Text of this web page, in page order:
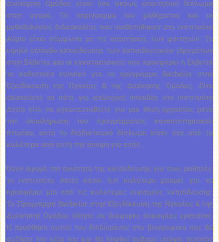
Διοίκησης Ομάδας είναι ένα άκρως απαιτητικό δίπλωμα
στην αγορά. Το περίγραμμα του μαθήματος και οι
μεθοδολογίες διδασκαλίας που υιοθετήθηκαν στο ινστιτούτο
Αύριο είναι σύμφωνα με τις απαιτήσεις των φοιτητών. Το
υψηλό επίπεδο εκπαίδευσης των εκπαιδευτικών ιδρυμάτων
στην Ελβετία και οι εγκαταστάσεις που προσφέρει η Ελβετία
το καθιστούν ευνοϊκό για το πρόγραμμα Bachelor στην
Εξειδίκευση της Ηγεσίας & της Διοίκησης Ομάδας. Είτε
σκοπεύετε να πάτε για ανώτερες σπουδές στο ινστιτούτο
Avrio είτε να εγκατασταθείτε για μια θέση εργασίας μετά
την ολοκλήρωση του προγράμματος πανεπιστημιακού
πτυχίου, αυτό το διαδικτυακό δίπλωμα είναι ένα από τα
καλύτερα από αυτή την άποψη για εσάς.
Όσον αφορά την ποιότητα της εκπαίδευσης για τους μαθητές,
το ινστιτούτο Avrio κάνει ό,τι καλύτερο μπορεί για να
προσφέρει μία από τις καλύτερες ευκαιρίες εκπαίδευσης.
Το Πρόγραμμα Bachelor στην Εξειδίκευση της Ηγεσίας & της
Διοίκησης Ομάδας οδηγεί σε διάφορες ευκαιρίες εργασίας.
Η προσθήκη αυτού του διπλώματος στο βιογραφικό σας θα
αυξήσει την αξία του και θα ληφθεί σοβαρά υπόψη, γεγονός